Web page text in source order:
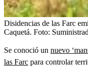
Disidencias de las Farc
Caquetá. Foto:
Se conoció un nuevo
las Farc para controlar